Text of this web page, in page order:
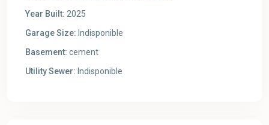
Year Built: 2025
Garage Size: Indisponible
Basement: cement
Utility Sewer: Indisponible